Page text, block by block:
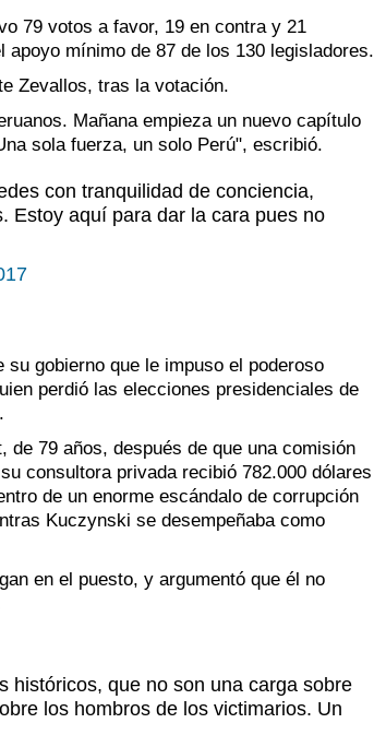
79 votos a favor, 19 en contra y 21
mínimo de 87 de los 130 legisladores.
Zevallos, tras la votación.
Mañana empieza un nuevo capítulo
sola fuerza, un solo Perú", escribió.
con tranquilidad de conciencia,
Estoy aquí para dar la cara pues no
gobierno que le impuso el poderoso
perdió las elecciones presidenciales de
de 79 años, después de que una comisión
consultora privada recibió 782.000 dólares
de un enorme escándalo de corrupción
Kuczynski se desempeñaba como
en el puesto, y argumentó que él no
históricos, que no son una carga sobre
los hombros de los victimarios. Un